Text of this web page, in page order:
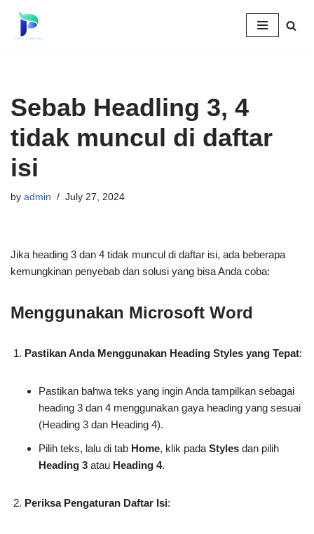
Skip
Sebab Headling 3, 4
tidak muncul di daftar
isi
by admin July 27, 2024
Jika heading 3 dan 4 tidak muncul di daftar isi, ada beberapa
kemungkinan penyebab dan solusi yang bisa Anda coba:
Menggunakan Microsoft Word
Pastikan Anda Menggunakan Heading Styles yang Tepat:
Pastikan bahwa teks yang ingin Anda tampilkan sebagai
heading 3 dan 4 menggunakan gaya heading yang sesuai
(Heading 3 dan Heading 4).
Pilih teks, lalu di tab Home, klik pada Styles dan pilih
Heading 3 atau Heading 4.
Periksa Pengaturan Daftar Isi: